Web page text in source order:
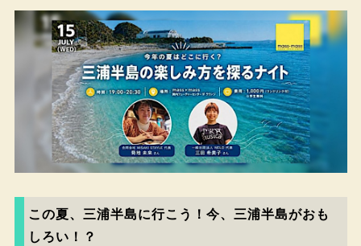
この夏、三浦半島に行こう！今、三浦半島がおも
しろい！？